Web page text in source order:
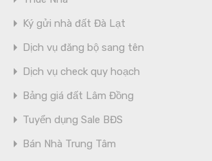
Ký gửi nhà đất Đà Lạt
Dịch vụ đăng bộ sang tên
Dịch vụ check quy hoạch
Bảng giá đất Lâm Đồng
Tuyển dụng Sale BĐS
Bán Nhà Trung Tâm